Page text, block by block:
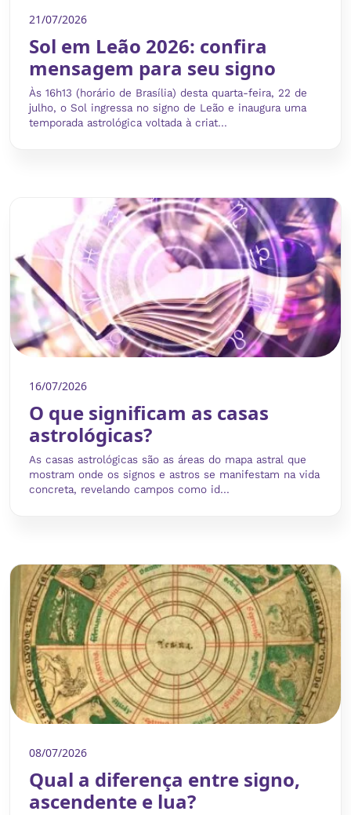
21/07/2026
Sol em Leão 2026: confira
mensagem para seu signo
Às 16h13 (horário de Brasília) desta quarta-feira, 22 de
julho, o Sol ingressa no signo de Leão e inaugura uma
temporada astrológica voltada à criat...
16/07/2026
O que significam as casas
astrológicas?
As casas astrológicas são as áreas do mapa astral que
mostram onde os signos e astros se manifestam na vida
concreta, revelando campos como id...
08/07/2026
Qual a diferença entre signo,
ascendente e lua?